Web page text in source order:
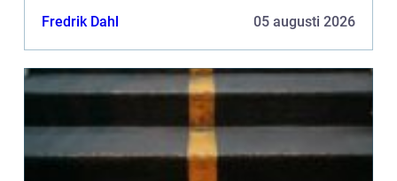
Fredrik Dahl 05 augusti 2026